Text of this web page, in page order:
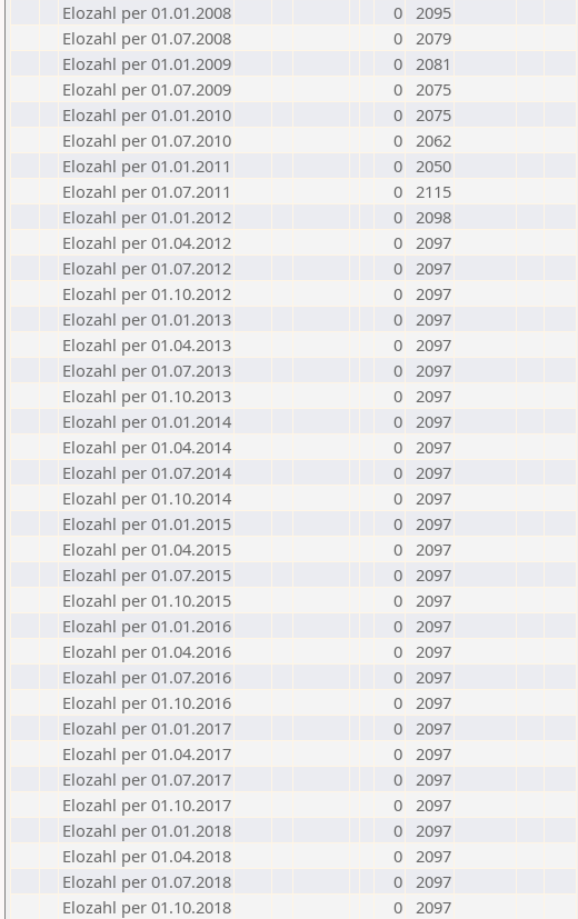
Elozahl per 01.01.2008
0 2095
Elozahl per 01.07.2008
0 2079
Elozahl per 01.01.2009
0 2081
Elozahl per 01.07.2009
0 2075
Elozahl per 01.01.2010
0 2075
Elozahl per 01.07.2010
0 2062
Elozahl per 01.01.2011
0 2050
Elozahl per 01.07.2011
0 2115
Elozahl per 01.01.2012
0 2098
Elozahl per 01.04.2012
0 2097
Elozahl per 01.07.2012
0 2097
Elozahl per 01.10.2012
0 2097
Elozahl per 01.01.2013
0 2097
Elozahl per 01.04.2013
0 2097
Elozahl per 01.07.2013
0 2097
Elozahl per 01.10.2013
0 2097
Elozahl per 01.01.2014
0 2097
Elozahl per 01.04.2014
0 2097
Elozahl per 01.07.2014
0 2097
Elozahl per 01.10.2014
0 2097
Elozahl per 01.01.2015
0 2097
Elozahl per 01.04.2015
0 2097
Elozahl per 01.07.2015
0 2097
Elozahl per 01.10.2015
0 2097
Elozahl per 01.01.2016
0 2097
Elozahl per 01.04.2016
0 2097
Elozahl per 01.07.2016
0 2097
Elozahl per 01.10.2016
0 2097
Elozahl per 01.01.2017
0 2097
Elozahl per 01.04.2017
0 2097
Elozahl per 01.07.2017
0 2097
Elozahl per 01.10.2017
0 2097
Elozahl per 01.01.2018
0 2097
Elozahl per 01.04.2018
0 2097
Elozahl per 01.07.2018
0 2097
Elozahl per 01.10.2018
0 2097